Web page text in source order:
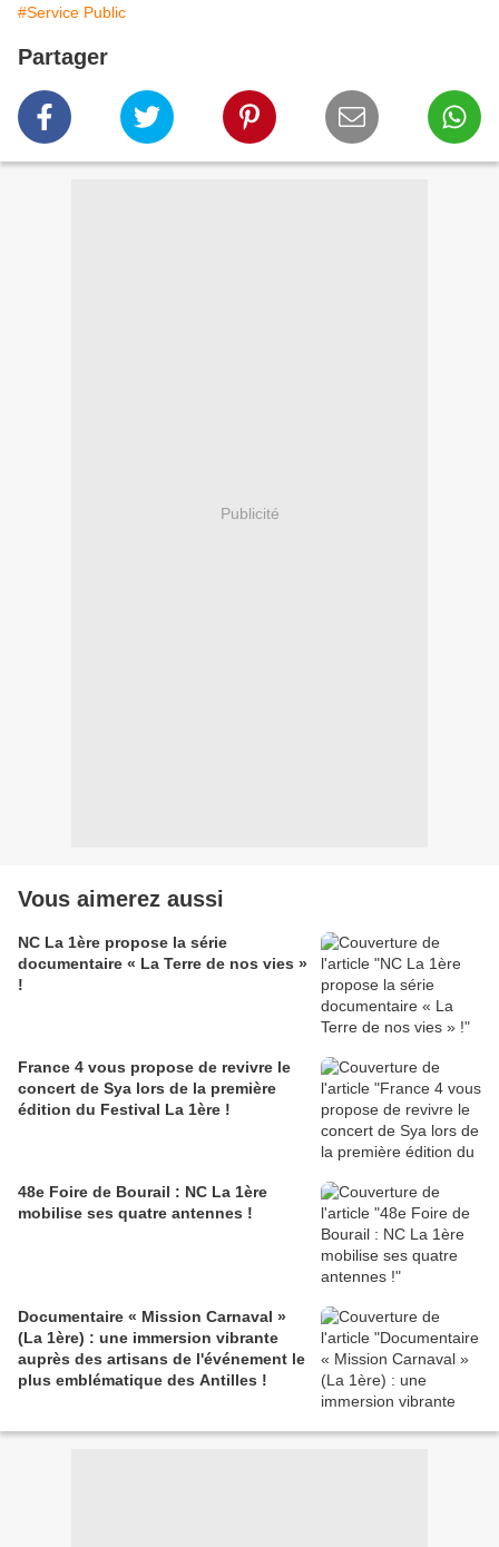
#Service Public
Partager
Publicité
Vous aimerez aussi
NC La 1ère propose la série
documentaire « La Terre de nos vies »
!
France 4 vous propose de revivre le
concert de Sya lors de la première
édition du Festival La 1ère !
48e Foire de Bourail : NC La 1ère
mobilise ses quatre antennes !
Documentaire « Mission Carnaval »
(La 1ère) : une immersion vibrante
auprès des artisans de l'événement le
plus emblématique des Antilles !